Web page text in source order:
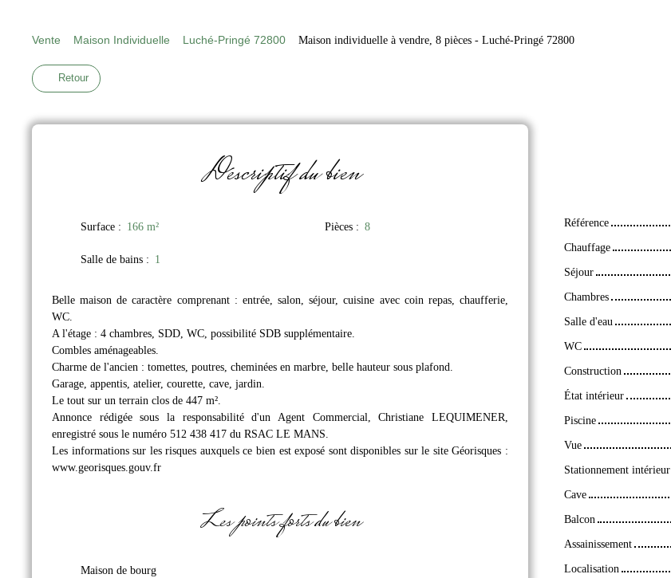
Vente Maison Individuelle Luché-Pringé 72800 Maison individuelle à vendre, 8 pièces - Luché-Pringé 72800
Retour
Descriptifdu bien
Surface : 166 m² Pièces : 8
Salle de bains : 1
Belle maison de caractère comprenant : entrée, salon, séjour, cuisine avec coin repas, chaufferie,
WC.
A l'étage : 4 chambres, SDD, WC, possibilité SDB supplémentaire.
Combles aménageables.
Charme de l'ancien : tomettes, poutres, cheminées en marbre, belle hauteur sous plafond.
Garage, appentis, atelier, courette, cave, jardin.
Le tout sur un terrain clos de 447 m².
Annonce rédigée sous la responsabilité d'un Agent Commercial, Christiane LEQUIMENER,
enregistré sous le numéro 512 438 417 du RSAC LE MANS.
Les informations sur les risques auxquels ce bien est exposé sont disponibles sur le site Géorisques :
www.georisques.gouv.fr
Les points forts du bien
Maison de bourg
Référence
Chauffage
Séjour
Chambres
Salle d'eau
WC
Construction
État intérieur
Piscine
Vue
Stationnement intérieur
Cave
Balcon
Assainissement
Localisation